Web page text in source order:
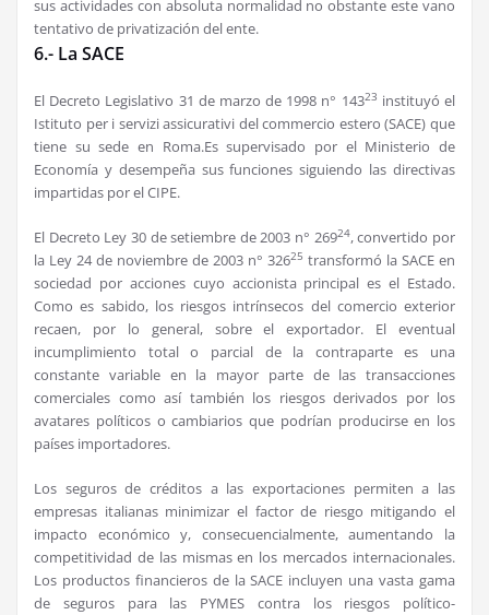
sus actividades con absoluta normalidad no obstante este vano
tentativo de privatización del ente.
6.- La SACE
El Decreto Legislativo 31 de marzo de 1998 n° 14323 instituyó el
Istituto per i servizi assicurativi del commercio estero (SACE) que
tiene su sede en Roma.Es supervisado por el Ministerio de
Economía y desempeña sus funciones siguiendo las directivas
impartidas por el CIPE.
El Decreto Ley 30 de setiembre de 2003 n° 26924, convertido por
la Ley 24 de noviembre de 2003 n° 32625 transformó la SACE en
sociedad por acciones cuyo accionista principal es el Estado.
Como es sabido, los riesgos intrínsecos del comercio exterior
recaen, por lo general, sobre el exportador. El eventual
incumplimiento total o parcial de la contraparte es una
constante variable en la mayor parte de las transacciones
comerciales como así también los riesgos derivados por los
avatares políticos o cambiarios que podrían producirse en los
países importadores.
Los seguros de créditos a las exportaciones permiten a las
empresas italianas minimizar el factor de riesgo mitigando el
impacto económico y, consecuencialmente, aumentando la
competitividad de las mismas en los mercados internacionales.
Los productos financieros de la SACE incluyen una vasta gama
de seguros para las PYMES contra los riesgos político-